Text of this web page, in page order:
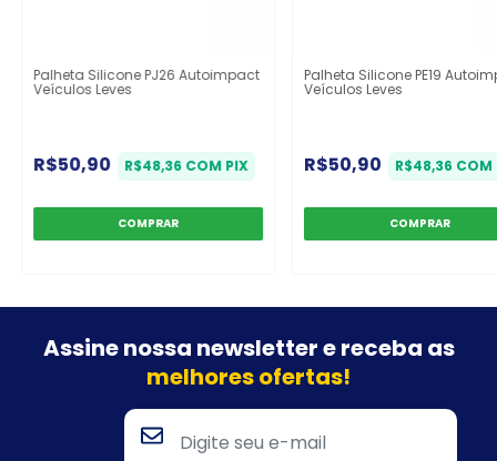
Palheta Silicone PJ26 Autoimpact
Veículos Leves
R$50,90 R$48,36 COM PIX
Palheta Silicone PE19
Veículos Leves
R$50,90 R$48,36 COM
Assine nossa newsletter ereceba as
melhores ofertas!